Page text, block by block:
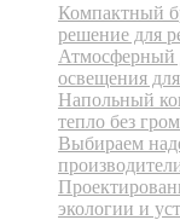
Компактный
решение для
Атмосферный
освещения
Напольный
тепло без
Выбираем
экологии и